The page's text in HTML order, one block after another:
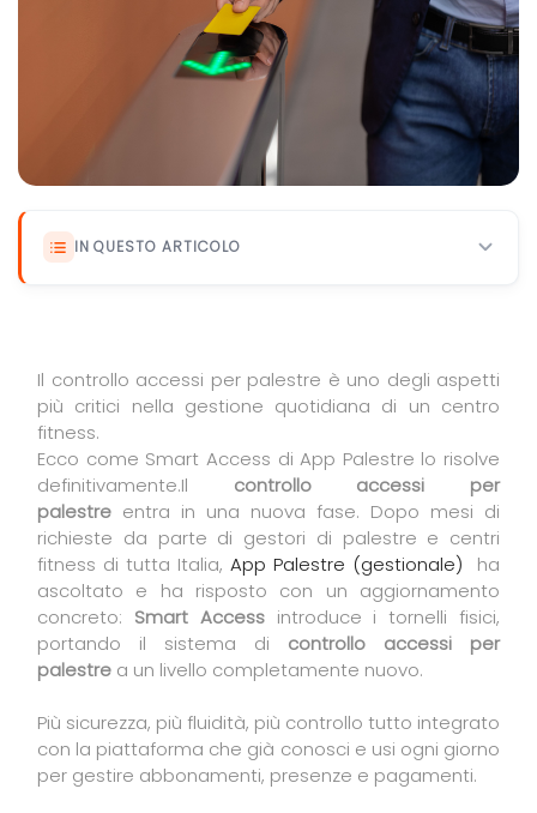
IN QUESTO ARTICOLO
Il controllo accessi per palestre è uno degli aspetti
più critici nella gestione quotidiana di un centro
fitness.
Ecco come Smart Access di App Palestre lo risolve
definitivamente.Il controllo accessi per
palestre entra in una nuova fase. Dopo mesi di
richieste da parte di gestori di palestre e centri
fitness di tutta Italia, App Palestre (gestionale) ha
ascoltato e ha risposto con un aggiornamento
concreto: Smart Accessintroduce i tornelli fisici,
portando il sistema di controllo accessi per
palestre a un livello completamente nuovo.
Più sicurezza, più fluidità, più controllo tutto integrato
con la piattaforma che già conosci e usi ogni giorno
per gestire abbonamenti, presenze e pagamenti.